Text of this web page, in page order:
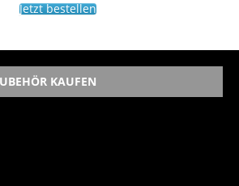
Jetzt bestellen
KAUFEN